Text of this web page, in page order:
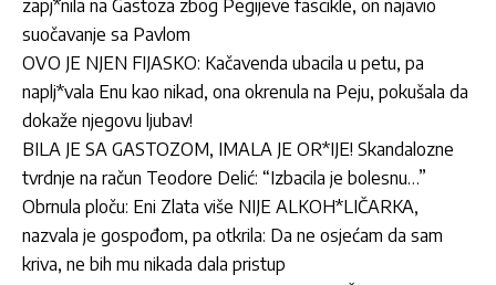
zapj*nila na Gastoza zbog Pegijeve fascikle, on najavio
suočavanje sa Pavlom
OVO JE NJEN FIJASKO: Kačavenda ubacila u petu, pa
naplj*vala Enu kao nikad, ona okrenula na Peju, pokušala da
dokaže njegovu ljubav!
BILA JE SA GASTOZOM, IMALA JE OR*IJE! Skandalozne
tvrdnje na račun Teodore Delić: “Izbacila je bolesnu…”
Obrnula ploču: Eni Zlata više NIJE ALKOH*LIČARKA,
nazvala je gospođom, pa otkrila: Da ne osjećam da sam
kriva, ne bih mu nikada dala pristup